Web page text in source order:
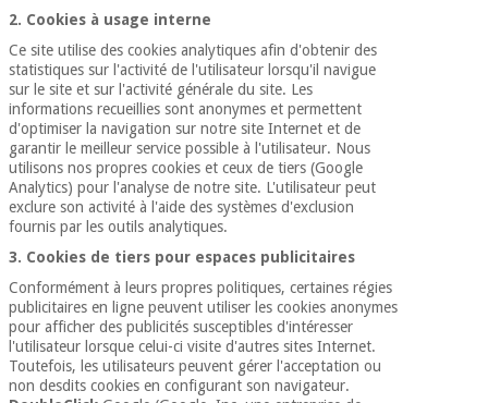
2. Cookies à usage interne
Ce site utilise des cookies analytiques afin d'obtenir des
statistiques sur l'activité de l'utilisateur lorsqu'il navigue
sur le site et sur l'activité générale du site. Les
informations recueillies sont anonymes et permettent
d'optimiser la navigation sur notre site Internet et de
garantir le meilleur service possible à l'utilisateur. Nous
utilisons nos propres cookies et ceux de tiers (Google
Analytics) pour l'analyse de notre site. L'utilisateur peut
exclure son activité à l'aide des systèmes d'exclusion
fournis par les outils analytiques.
3. Cookies de tiers pour espaces publicitaires
Conformément à leurs propres politiques, certaines régies
publicitaires en ligne peuvent utiliser les cookies anonymes
pour afficher des publicités susceptibles d'intéresser
l'utilisateur lorsque celui-ci visite d'autres sites Internet.
Toutefois, les utilisateurs peuvent gérer l'acceptation ou
non desdits cookies en configurant son navigateur.